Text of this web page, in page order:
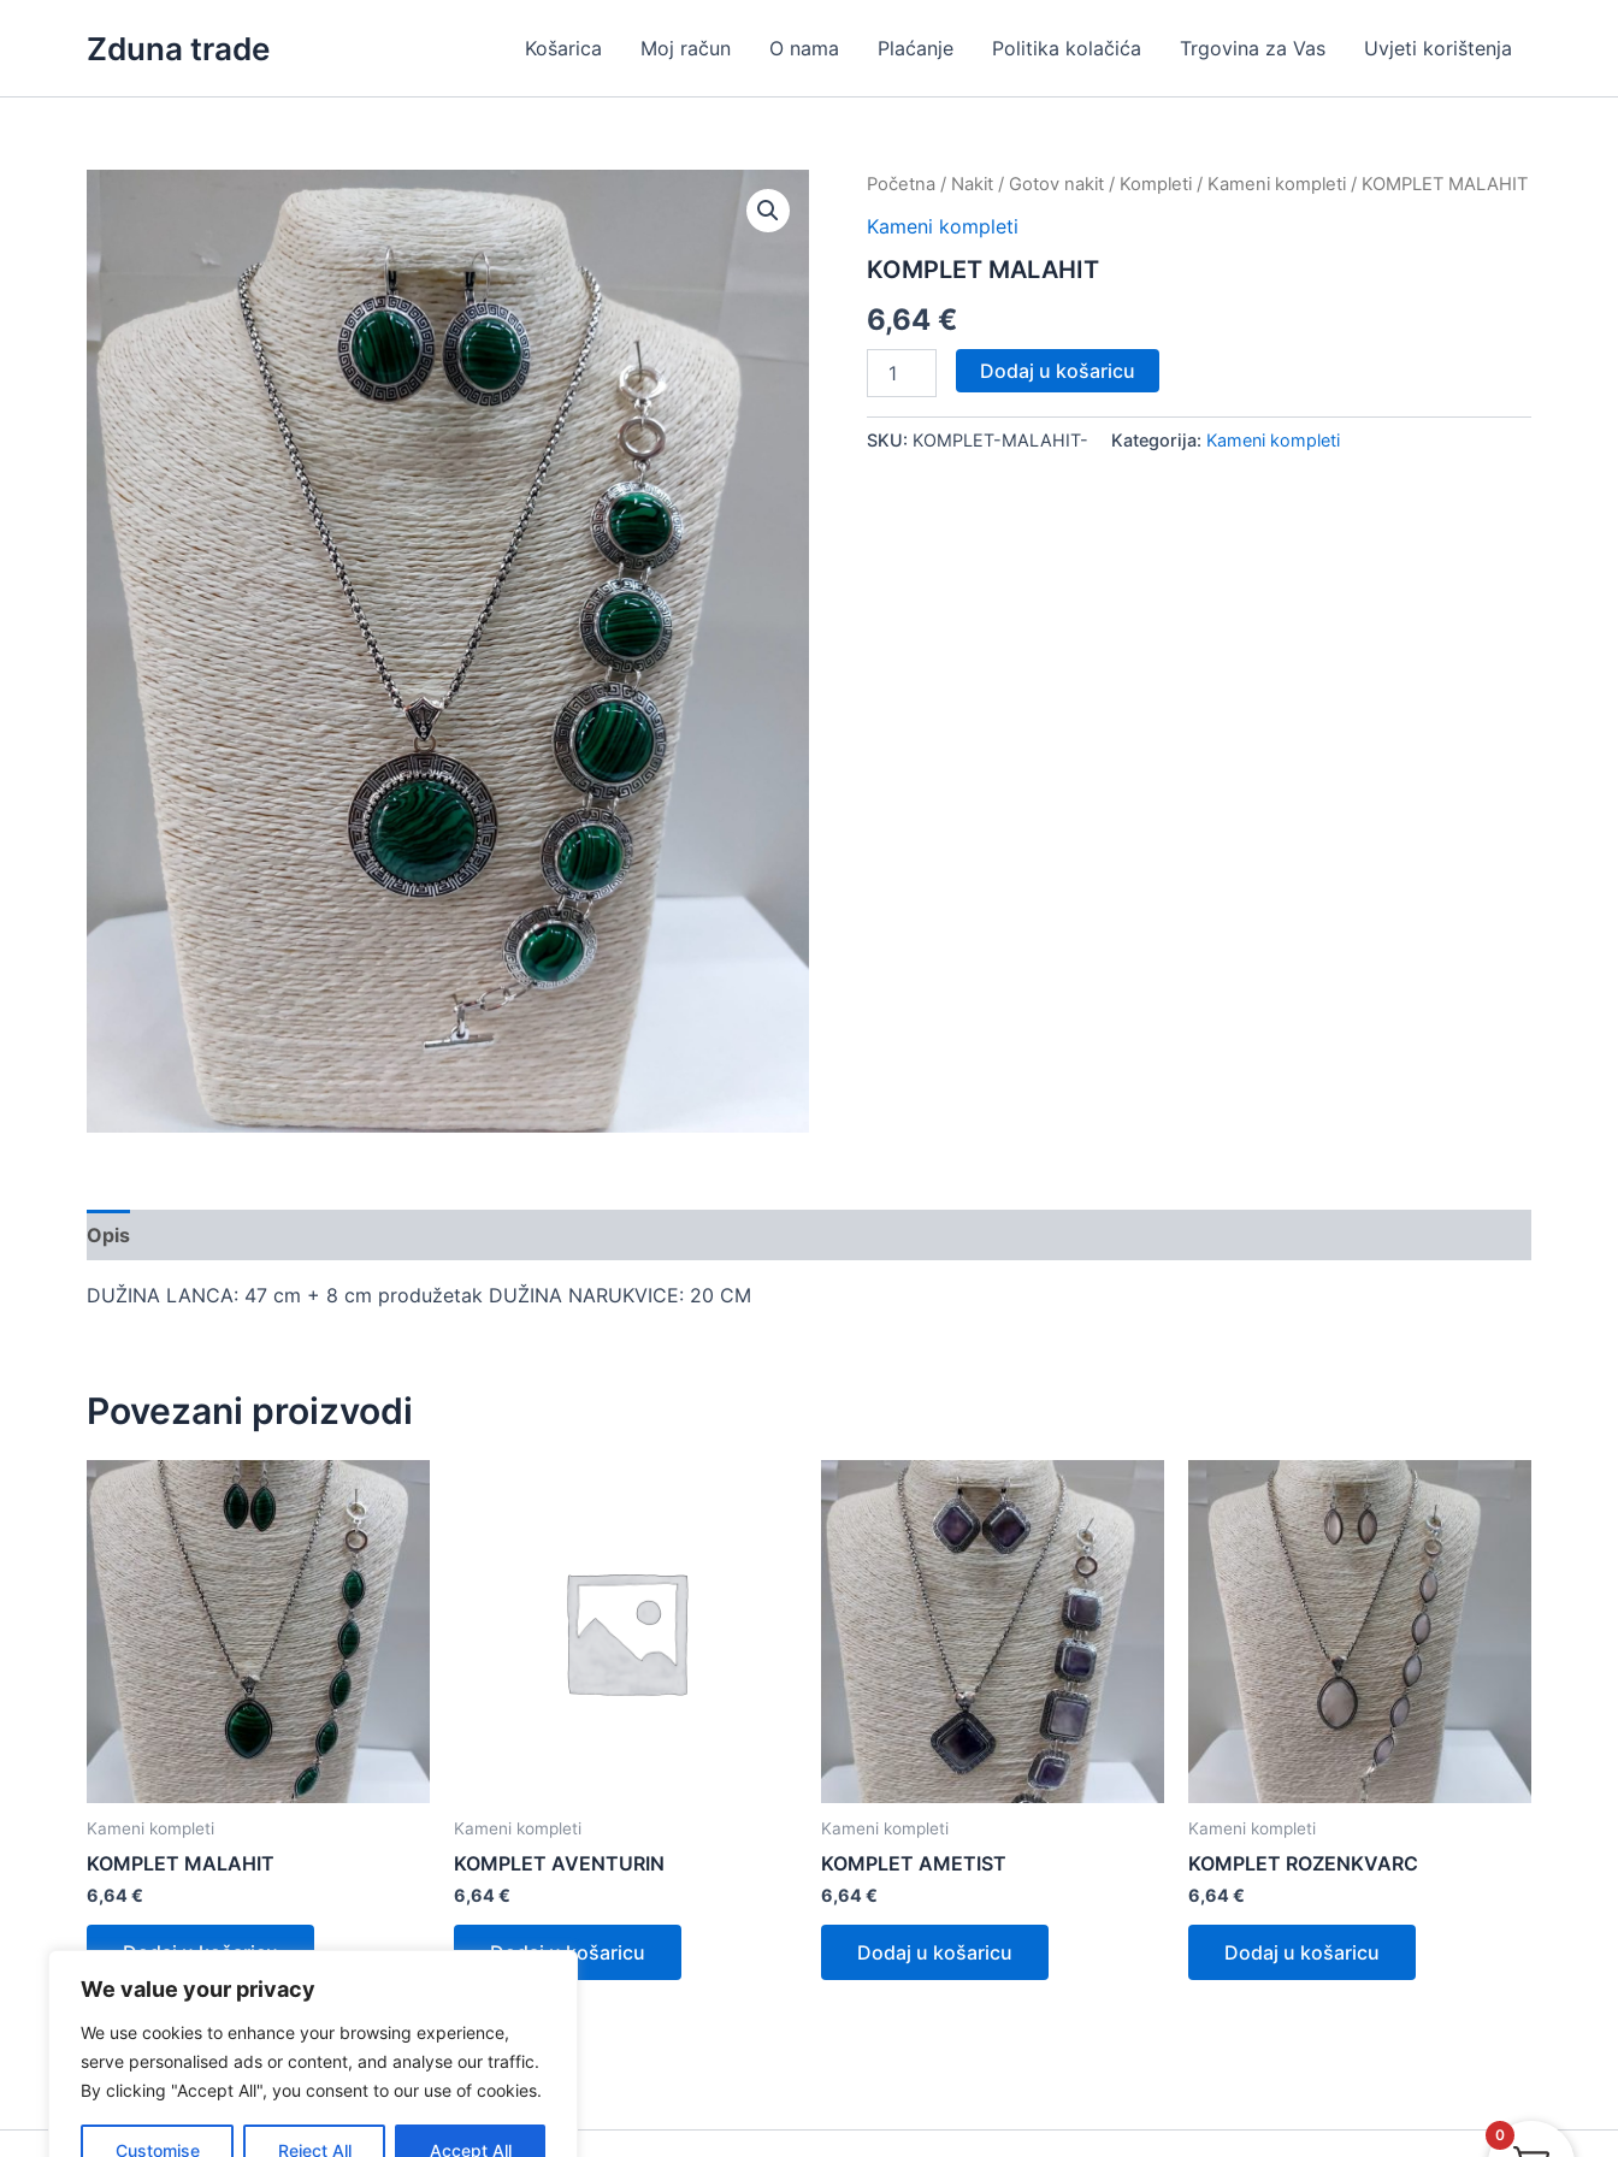
We value your privacy
We use cookies to enhance your browsing experience,
serve personalised ads or content, and analyse our traffic.
By clicking "Accept All", you consent to our use of cookies.
Customise Reject All Accept All
Zduna trade Košarica Moj račun O nama Plaćanje Politika kolačića Trgovina za Vas Uvjeti korištenja
Početna / Nakit / Gotov nakit / Kompleti / Kameni kompleti / KOMPLET MALAHIT
Kameni kompleti
KOMPLET MALAHIT
6,64 €
MALAHIT
Dodaj u košaricu
SKU: KOMPLET-MALAHIT- Kategorija: Kameni kompleti
Opis
DUŽINA LANCA: 47 cm + 8 cm produžetak DUŽINA NARUKVICE: 20 CM
Povezani proizvodi
Kameni kompleti
KOMPLET MALAHIT
6,64€
Dodaj u košaricu
Kameni kompleti
KOMPLET AVENTURIN
6,64€
Dodaj u košaricu
Kameni kompleti
KOMPLET AMETIST
6,64€
Dodaj u košaricu
Kameni kompleti
KOMPLET ROZENKVARC
6,64€
Dodaj u košaricu
0